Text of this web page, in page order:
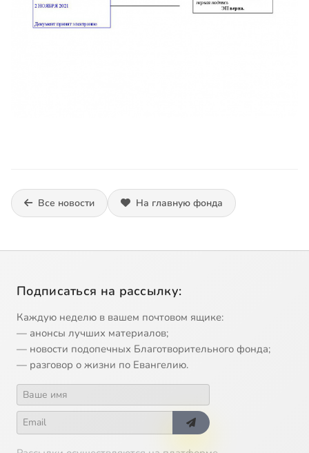
Все новости На главную фонда
Подписаться на рассылку:
Каждую неделю в вашем почтовом ящике:
— анонсы лучших материалов;
— новости подопечных Благотворительного фонда;
— разговор о жизни по Евангелию.